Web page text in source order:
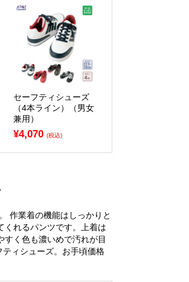
セーフティシューズ
（4本ライン）（男女
兼用）
¥4,070 (税込)
作業着の機能はしっかりと
くれるパンツです。上着は
く色も濃いめで汚れが目
ィシューズ。お手頃価格